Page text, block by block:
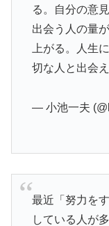
る。自分の意
出会う人の量
上がる。人生
切な人と出会
— 小池一夫
最近「努力を
している人が